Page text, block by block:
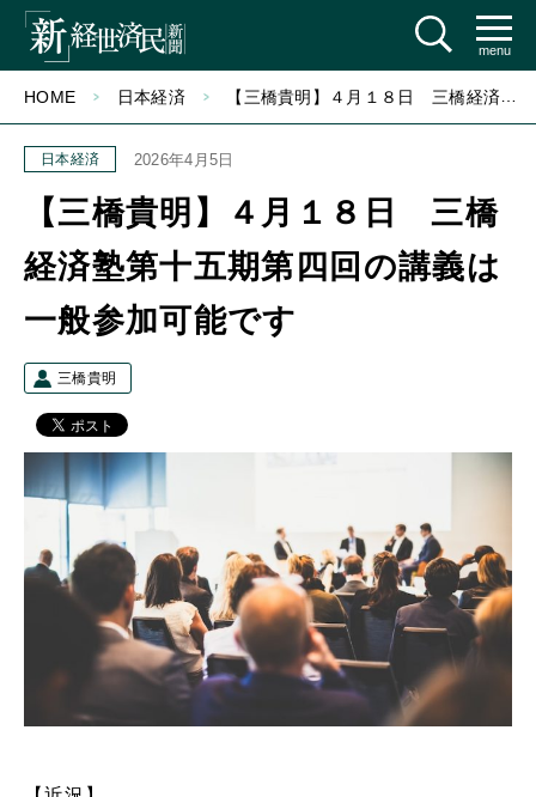
menu
HOME 日本経済 【三橋貴明】４月１８日 三橋経済塾第十五期第四回の講義は一般参加可能です
日本経済 2026年4月5日
【三橋貴明】４月１８日 三橋
経済塾第十五期第四回の講義は
一般参加可能です
三橋貴明